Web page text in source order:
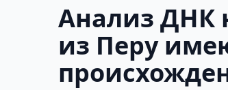
Анализ ДНК
из Перу